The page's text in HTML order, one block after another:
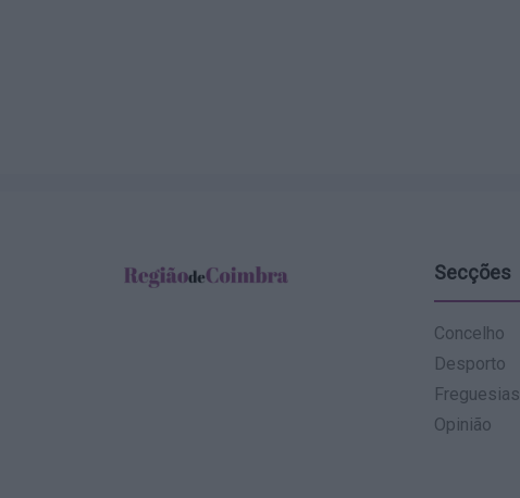
Secções
Concelho
Desporto
Freguesias
Opinião